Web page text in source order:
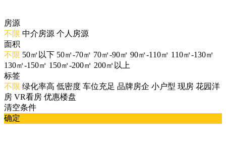
房源
不限 中介房源 个人房源
面积
不限 50㎡以下 50㎡-70㎡ 70㎡-90㎡ 90㎡-110㎡ 110㎡-130㎡
130㎡-150㎡ 150㎡-200㎡ 200㎡以上
标签
不限 绿化率高 低密度 车位充足 品牌房企 小户型 现房 花园洋
房 VR看房 优惠楼盘
清空条件
确定